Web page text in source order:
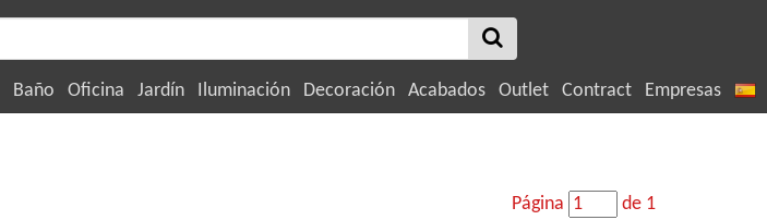
Baño Oficina Jardín Iluminación Decoración Acabados Outlet Contract Empresas
Página de 1